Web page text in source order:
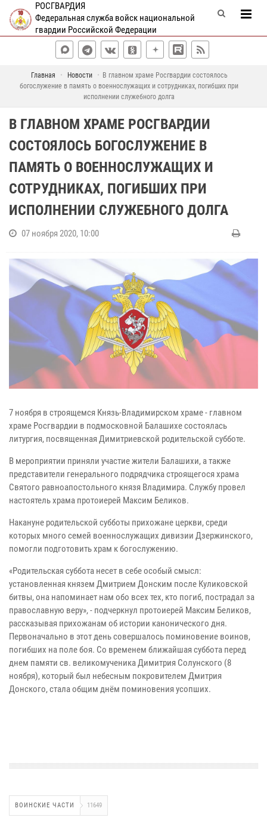
РОСГВАРДИЯ
Федеральная служба войск национальной
гвардии Российской Федерации
Главная Новости
В главном храме Росгвардии состоялось
богослужение в память о военнослужащих и сотрудниках, погибших при
исполнении служебного долга
В ГЛАВНОМ ХРАМЕ РОСГВАРДИИ
СОСТОЯЛОСЬ БОГОСЛУЖЕНИЕ В
ПАМЯТЬ О ВОЕННОСЛУЖАЩИХ И
СОТРУДНИКАХ, ПОГИБШИХ ПРИ
ИСПОЛНЕНИИ СЛУЖЕБНОГО ДОЛГА
07 ноября 2020, 10:00
7 ноября в строящемся Князь-Владимирском храме - главном
храме Росгвардии в подмосковной Балашихе состоялась
литургия, посвященная Димитриевской родительской субботе.
В мероприятии приняли участие жители Балашихи, а также
представители генерального подрядчика строящегося храма
Святого равноапостольного князя Владимира. Службу провел
настоятель храма протоиерей Максим Беликов.
Накануне родительской субботы прихожане церкви, среди
которых много семей военнослужащих дивизии Дзержинского,
помогли подготовить храм к богослужению.
«Родительская суббота несет в себе особый смысл:
установленная князем Дмитрием Донским после Куликовской
битвы, она напоминает нам обо всех тех, кто погиб, пострадал за
православную веру», - подчеркнул протоиерей Максим Беликов,
рассказывая прихожанам об истории канонического дня.
Первоначально в этот день совершалось поминовение воинов,
погибших на поле боя. Со временем ближайшая суббота перед
днем памяти св. великомученика Димитрия Солунского (8
ноября), который был небесным покровителем Дмитрия
Донского, стала общим днём поминовения усопших.
ВОИНСКИЕ ЧАСТИ 11649